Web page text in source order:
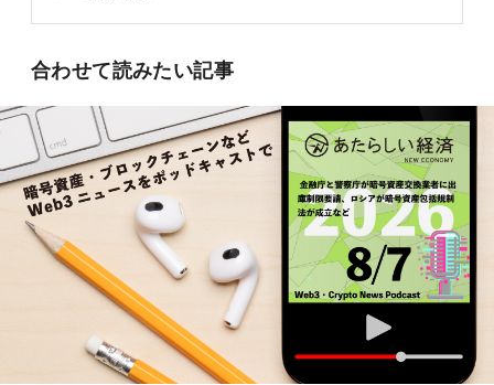
合わせて読みたい記事